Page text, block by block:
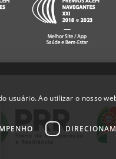
usuário. Ao utilizar o nosso